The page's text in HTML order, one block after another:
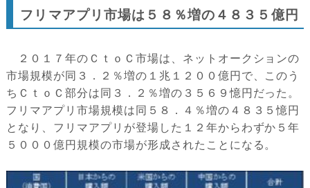
フリマアプリ市場は５８％増の４８３５億円
２０１７年のＣｔｏＣ市場は、ネットオークションの
市場規模が同３．２％増の１兆１２００億円で、このう
ちＣｔｏＣ部分は同３．２％増の３５６９憶円だった。
フリマアプリ市場規模は同５８．４％増の４８３５憶円
となり、フリマアプリが登場した１２年からわずか５年
５０００億円規模の市場が形成されたことになる。